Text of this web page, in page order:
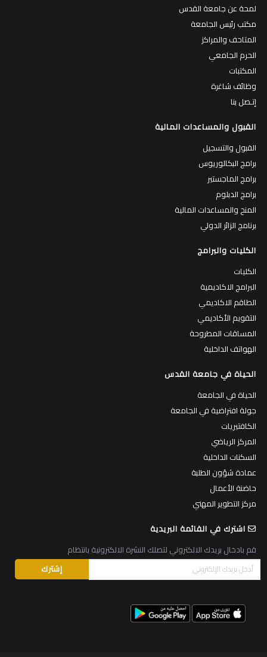
لمحة عن جامعة القدس
مكتب رئيس الجامعة
المتاحف والمراكز
الحرم الجامعي
المكتبات
وظائف شاغرة
إتـصل بنا
القبول والمساعدات المالية
القبول والتسجيل
برامج البكالوريوس
برامج الماجستير
برامج الدبلوم
المنح والمساعدات المالية
برنامج الزائر الدولي
الكليات والبرامج
الكليات
البرامج الاكاديمية
الطاقم الاكاديمي
التقويم الأكاديمي
المساقات المطروحة
الهواتف الداخلية
الحياة في جامعة القدس
الحياة في الجامعة
جولة افتراضية في الجامعة
الكافتيريات
المركز الرياضي
السكنات الداخلية
عمادة شؤون الطلبة
حاضنة الأعمال
مركز التطوير المهني
اشترك في القائمة البريدية
قم بادخال بريدك الالكتروني لتصلك النشرة الالكترونية بانتظام